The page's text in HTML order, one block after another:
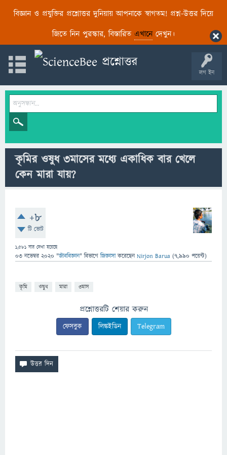
বিজ্ঞান ও প্রযুক্তির প্রশ্নোত্তর দুনিয়ায় আপনাকে স্বাগতম! প্রশ্ন-উত্তর দিয়ে
জিতে নিন পুরস্কার, বিস্তারিত এখানেদেখুন।
লগ ইন
কৃমির ওষুধ ৩মাসের মধ্যে একাধিক বার খেলে
কেন মারা যায়?
+8
টি ভোট
1,581 বার দেখা হয়েছে
03 নভেম্বর 2020 "জীববিজ্ঞান" বিভাগে জিজ্ঞাসাকরেছেনNirjon Barua (7,990 পয়েন্ট)
কৃমি ওষুধ মারা ৩মাস
প্রশ্নোত্তরটি শেয়ার করুন
ফেসবুক লিঙ্কইডিন Telegram